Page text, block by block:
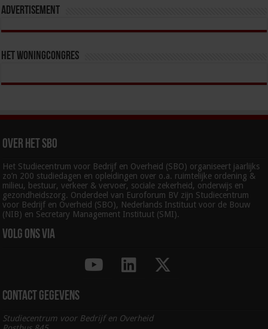
Advertisement
Het Woningcongres
Over het SBO
Het Studiecentrum voor Bedrijf en Overheid (SBO) organiseert jaarlijks
zo’n 200 studiedagen en opleidingen over o.a. ruimtelijke ordening &
milieu, bestuur, verkeer & vervoer, sociale zekerheid, onderwijs en
gezondheidszorg. Onderdeel van Euroforum BV zijn Studiecentrum
voor Bedrijf en Overheid (SBO), Nederlands Instituut voor de Bouw
(NIB) en Secretary Management Instituut (SMI).
Volg ons via
Contact gegevens
Studiecentrum voor Bedrijf en Overheid